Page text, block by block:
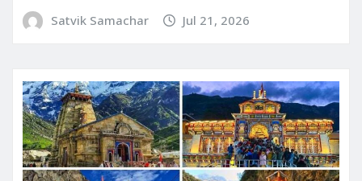
Satvik Samachar Jul 21, 2026